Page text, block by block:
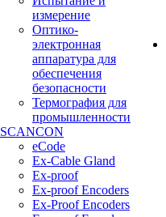
измерение
Оптико-
электронная
аппаратура для
обеспечения
безопасности
Термография для
промышленности
SCANCON
eCode
Ex-Cable Gland
Ex-proof
Ex-proof Encoders
Ex-Proof Encoders